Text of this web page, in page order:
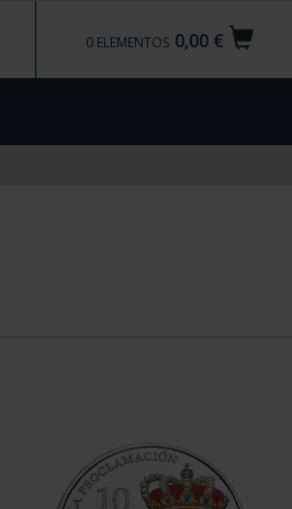
0,00 €
0 ELEMENTOS